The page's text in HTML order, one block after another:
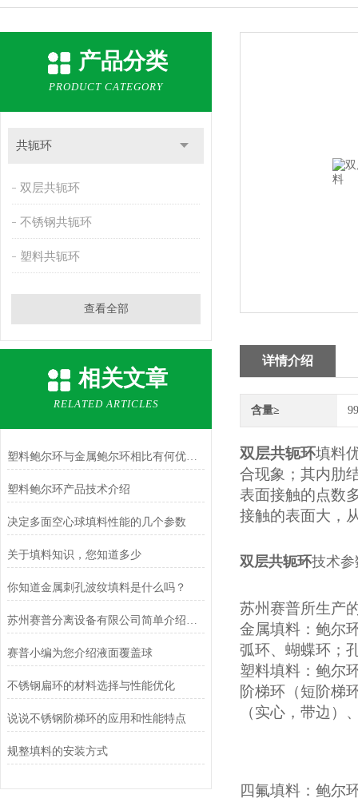
产品分类
PRODUCT CATEGORY
共轭环
双层共轭环
不锈钢共轭环
塑料共轭环
查看全部
相关文章
RELATED ARTICLES
塑料鲍尔环与金属鲍尔环相比有何优势？
塑料鲍尔环产品技术介绍
决定多面空心球填料性能的几个参数
关于填料知识，您知道多少
你知道金属刺孔波纹填料是什么吗？
苏州赛普分离设备有限公司简单介绍下丝网波纹填料
赛普小编为您介绍液面覆盖球
不锈钢扁环的材料选择与性能优化
说说不锈钢阶梯环的应用和性能特点
规整填料的安装方式
详情介绍
含量≥
双层共轭环填料
合现象；其内肋
表面接触的点数
接触的表面大，
双层共轭环技术参
苏州赛普所生产
金属填料：鲍尔
弧环、蝴蝶环；
塑料填料：鲍尔
阶梯环（短阶梯
（实心，带边）
四氟填料：鲍尔